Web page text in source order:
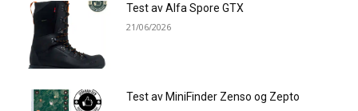
Test av Alfa Spore GTX
21/06/2026
Test av MiniFinder Zenso og Zepto